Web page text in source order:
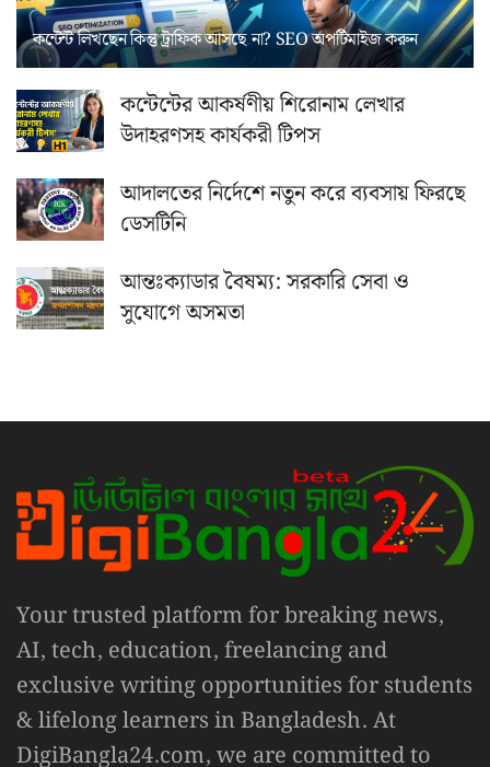
কন্টেন্ট লিখছেন কিন্তু ট্রাফিক আসছে না? ‍SEO অপটিমাইজ করুন
কন্টেন্টের আকর্ষণীয় শিরোনাম লেখার
উদাহরণসহ কার্যকরী টিপস
আদালতের নির্দেশে নতুন করে ব্যবসায় ফিরছে
ডেসটিনি
আন্তঃক্যাডার বৈষম্য: সরকারি সেবা ও
সুযোগে অসমতা
Your trusted platform for breaking news,
AI, tech, education, freelancing and
exclusive writing opportunities for students
& lifelong learners in Bangladesh. At
DigiBangla24.com, we are committed to